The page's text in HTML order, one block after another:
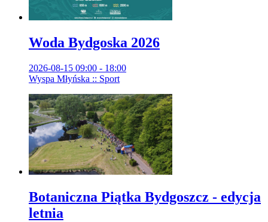
Woda Bydgoska 2026
2026-08-15 09:00 - 18:00
Wyspa Młyńska :: Sport
Botaniczna Piątka Bydgoszcz - edycja
letnia